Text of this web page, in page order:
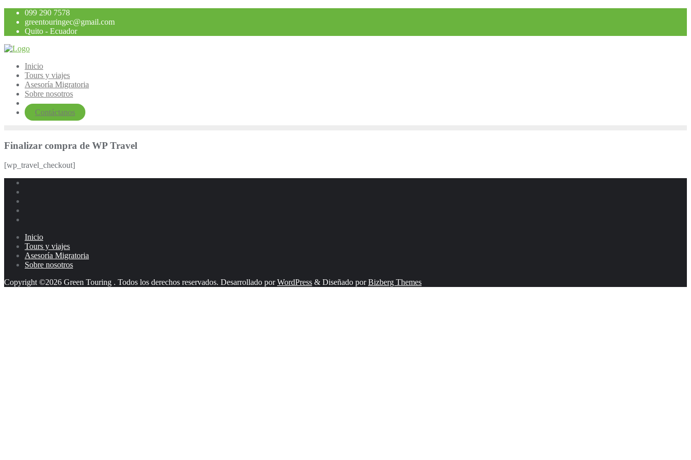
Saltar
contenido
099 290 7578
greentouringec@gmail.com
Quito - Ecuador
Inicio
Tours y viajes
Asesoría Migratoria
Sobre nosotros
Contáctanos
Finalizar compra de WP Travel
[wp_travel_checkout]
Inicio
Tours y viajes
Asesoría Migratoria
Sobre nosotros
Copyright ©2026 Green Touring . Todos los derechos reservados. Desarrollado porWordPress & Diseñado porBizberg Themes